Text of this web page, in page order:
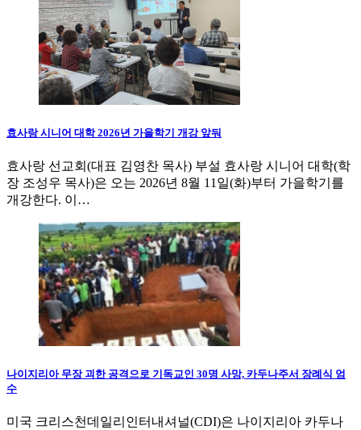
효사랑 시니어 대학 2026년 가을학기 개강 앞둬
효사랑 선교회(대표 김영찬 목사) 부설 효사랑 시니어 대학(학
장 조성우 목사)은 오는 2026년 8월 11일(화)부터 가을학기를
개강한다. 이…
나이지리아 무장 괴한 공격으로 기독교인 30명 사망, 카두나주서 장례식 엄
수
미국 크리스천데일리인터내셔널(CDI)은 나이지리아 카두나